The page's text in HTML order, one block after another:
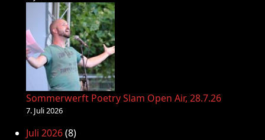
Sommerwerft Poetry Slam Open Air, 28.7.26
7. Juli 2026
Juli 2026(8)